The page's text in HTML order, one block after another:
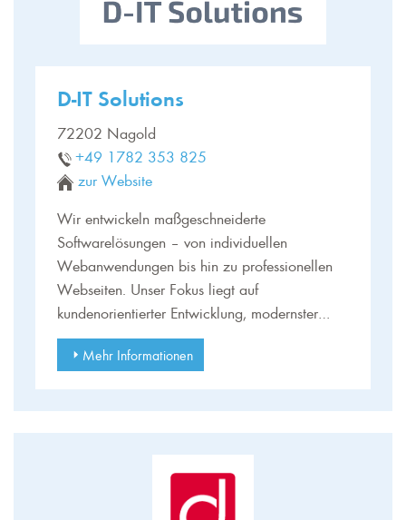
D-IT Solutions
Wir entwickeln maßgeschneiderte
Softwarelösungen – von individuellen
Webanwendungen bis hin zu professionellen
Webseiten. Unser Fokus liegt auf
kundenorientierter Entwicklung, modernster…
Mehr Informationen
72202 Nagold
+49 1782 353 825
zur Website